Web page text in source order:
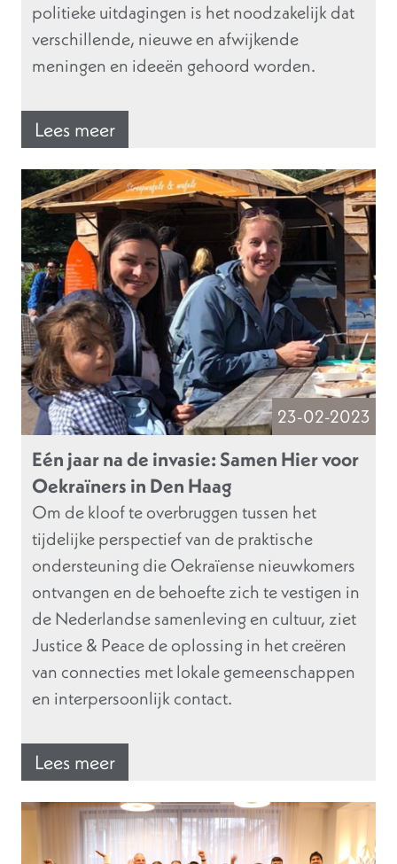
politieke uitdagingen is het noodzakelijk dat
verschillende, nieuwe en afwijkende
meningen en ideeën gehoord worden.
Lees meer
23-02-2023
Eén jaar na de invasie: Samen Hier voor
Oekraïners in Den Haag
Om de kloof te overbruggen tussen het
tijdelijke perspectief van de praktische
ondersteuning die Oekraïense nieuwkomers
ontvangen en de behoefte zich te vestigen in
de Nederlandse samenleving en cultuur, ziet
Justice & Peace de oplossing in het creëren
van connecties met lokale gemeenschappen
en interpersoonlijk contact.
Lees meer